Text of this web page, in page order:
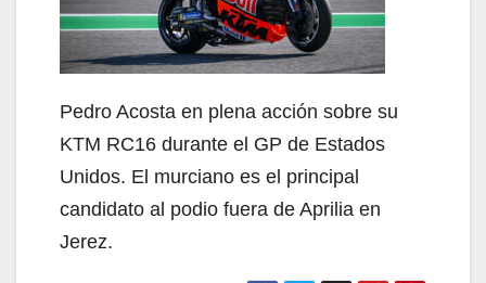
Pedro Acosta en plena acción sobre su
KTM RC16 durante el GP de Estados
Unidos. El murciano es el principal
candidato al podio fuera de Aprilia en
Jerez.